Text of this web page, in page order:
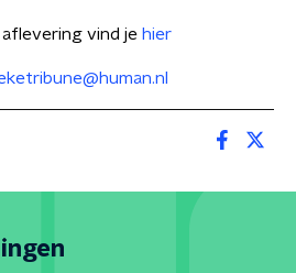
vind je hier